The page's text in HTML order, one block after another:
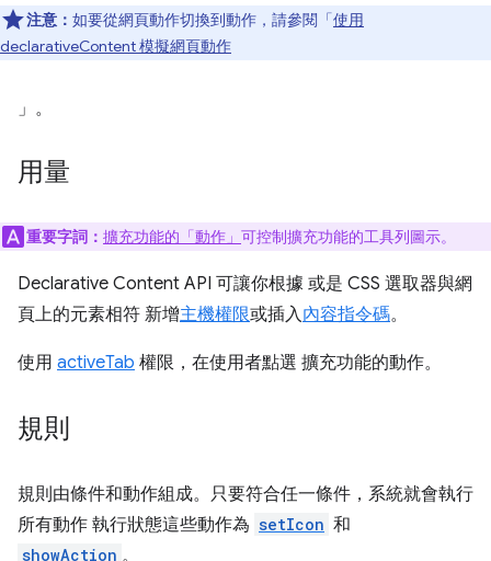
注意： 如要從網頁動作切換到動作，請參閱「使用
declarativeContent 模擬網頁動作
」。
用量
重要字詞： 擴充功能的「動作」 可控制擴充功能的工具列圖示。
Declarative Content API 可讓你根據 或是 CSS 選取器與網
頁上的元素相符 新增主機權限或插入內容指令碼。
使用 activeTab 權限，在使用者點選 擴充功能的動作。
規則
規則由條件和動作組成。只要符合任一條件，系統就會執行
所有動作 執行狀態這些動作為 setIcon 和
showAction 。